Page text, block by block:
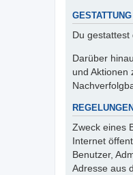
Du
Darüber
und Aktionen
Zweck eines
Internet
Benutzer,
Adresse aus